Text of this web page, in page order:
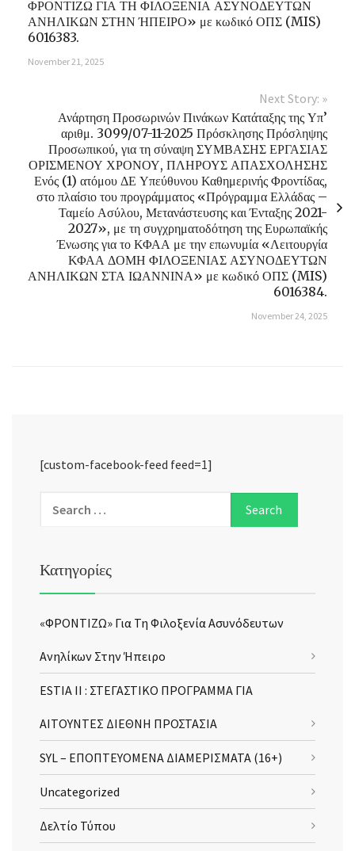
ΦΡΟΝΤΙΖΩ ΓΙΑ ΤΗ ΦΙΛΟΞΕΝΙΑ ΑΣΥΝΟΔΕΥΤΩΝ
ΑΝΗΛΙΚΩΝ ΣΤΗΝ ΉΠΕΙΡΟ» με κωδικό ΟΠΣ (MIS)
6016383.
November 21, 2025
Next Story: »
Ανάρτηση Προσωρινών Πινάκων Κατάταξης της Υπ’
αριθμ. 3099/07-11-2025 Πρόσκλησης Πρόσληψης
Προσωπικού, για τη σύναψη ΣΥΜΒΑΣΗΣ ΕΡΓΑΣΙΑΣ
ΟΡΙΣΜΕΝΟΥ ΧΡΟΝΟΥ, ΠΛΗΡΟΥΣ ΑΠΑΣΧΟΛΗΣΗΣ
Ενός (1) ατόμου ΔΕ Υπεύθυνου Καθημερινής Φροντίδας,
στο πλαίσιο του προγράμματος «Πρόγραμμα Ελλάδας –
Ταμείο Ασύλου, Μετανάστευσης και Ένταξης 2021-
2027», με τη συγχρηματοδότηση της Ευρωπαϊκής
Ένωσης για το ΚΦΑΑ με την επωνυμία «Λειτουργία
ΚΦΑΑ ΔΟΜΗ ΦΙΛΟΞΕΝΙΑΣ ΑΣΥΝΟΔΕΥΤΩΝ
ΑΝΗΛΙΚΩΝ ΣΤΑ ΙΩΑΝΝΙΝΑ» με κωδικό ΟΠΣ (MIS)
6016384.
November 24, 2025
[custom-facebook-feed feed=1]
Κατηγορίες
«ΦΡΟΝΤΙΖΩ» Για Τη Φιλοξενία Ασυνόδευτων
Ανηλίκων Στην Ήπειρο
ESTIA II : ΣΤΕΓΑΣΤΙΚΟ ΠΡΟΓΡΑΜΜΑ ΓΙΑ
ΑΙΤΟΥΝΤΕΣ ΔΙΕΘΝΗ ΠΡΟΣΤΑΣΙΑ
SYL – ΕΠΟΠΤΕΥΟΜΕΝΑ ΔΙΑΜΕΡΙΣΜΑΤΑ (16+)
Uncategorized
Δελτίο Τύπου